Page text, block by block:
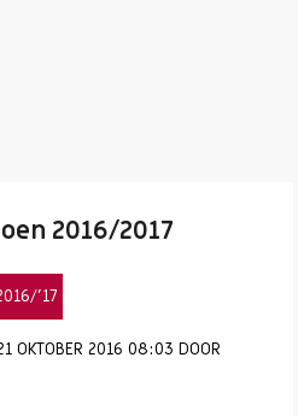
2016/2017
’17
OKTOBER 2016 08:03 DOOR